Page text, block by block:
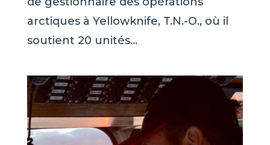
arctiques à Yellowknife, T.N.-O., où il
soutient 20 unités...